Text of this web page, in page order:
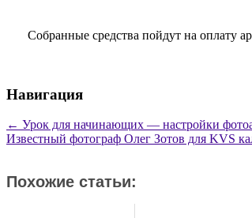
Собранные средства пойдут на оплату
Навигация
← Урок для начинающих — настройки
Известный фотограф Олег Зотов для KVS
Похожие статьи: